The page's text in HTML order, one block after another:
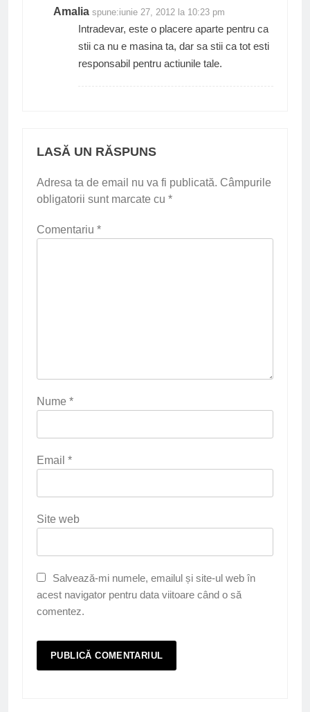
Amalia spune:iunie 27, 2012 la 10:23 pm
Intradevar, este o placere aparte pentru ca
stii ca nu e masina ta, dar sa stii ca tot esti
responsabil pentru actiunile tale.
LASĂ UN RĂSPUNS
Adresa ta de email nu va fi publicată. Câmpurile
obligatorii sunt marcate cu *
Comentariu *
Nume *
Email *
Site web
Salvează-mi numele, emailul și site-ul web în
acest navigator pentru data viitoare când o să
comentez.